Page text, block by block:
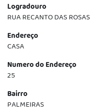
Logradouro
RUA RECANTO DAS ROSAS
Endereço
CASA
Numero do Endereço
25
Bairro
PALMEIRAS